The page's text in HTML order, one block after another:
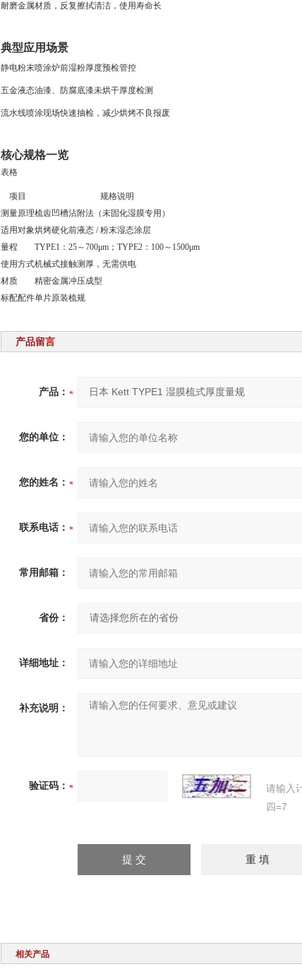
耐磨金属材质，反复擦拭清洁，使用寿命长
典型应用场景
静电粉末喷涂炉前湿粉厚度预检管控
五金液态油漆、防腐底漆未烘干厚度检测
流水线喷涂现场快速抽检，减少烘烤不良报废
核心规格一览
表格
项目
规格说明
测量原理梳齿凹槽沾附法（未固化湿膜专用）
适用对象烘烤硬化前液态 / 粉末湿态涂层
量程
TYPE1：25～700μm；TYPE2：100～1500μm
使用方式机械式接触测厚，无需供电
材质
精密金属冲压成型
标配配件单片原装梳规
产品留言
产品：
您的单位：
您的姓名：
联系电话：
常用邮箱：
省份：
详细地址：
补充说明：
验证码：
请输入
四=7
相关产品